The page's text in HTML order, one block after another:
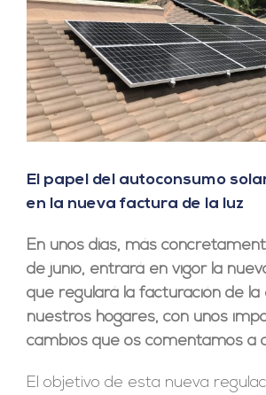
más
grande
El papel del autoconsumo
en la nueva factura de la luz
En unos días, más
de junio, entrará en vigor la
que regulará la facturación de la
nuestros hogares, con unos
cambios que os comentamos a
El objetivo de esta nueva